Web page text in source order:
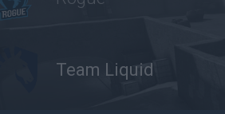
Team Liquid